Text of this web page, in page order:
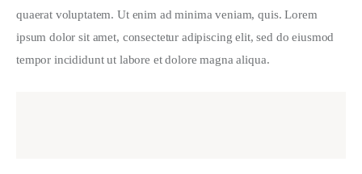
quaerat voluptatem. Ut enim ad minima veniam, quis. Lorem
ipsum dolor sit amet, consectetur adipiscing elit, sed do eiusmod
tempor incididunt ut labore et dolore magna aliqua.